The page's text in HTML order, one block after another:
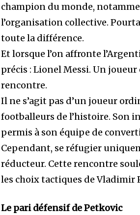
champion du monde,
l’organisation collective.
toute la différence.
Et lorsque l’on affronte
précis : Lionel Messi. Un
rencontre.
Il ne s’agit pas d’un joueur
footballeurs de l’histoire. Son
permis à son équipe de
Cependant, se réfugier
réducteur. Cette rencontre
les choix tactiques de Vladimir
Le pari défensif de Petkovic